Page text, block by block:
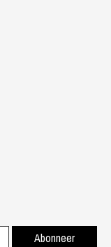
Abonneer